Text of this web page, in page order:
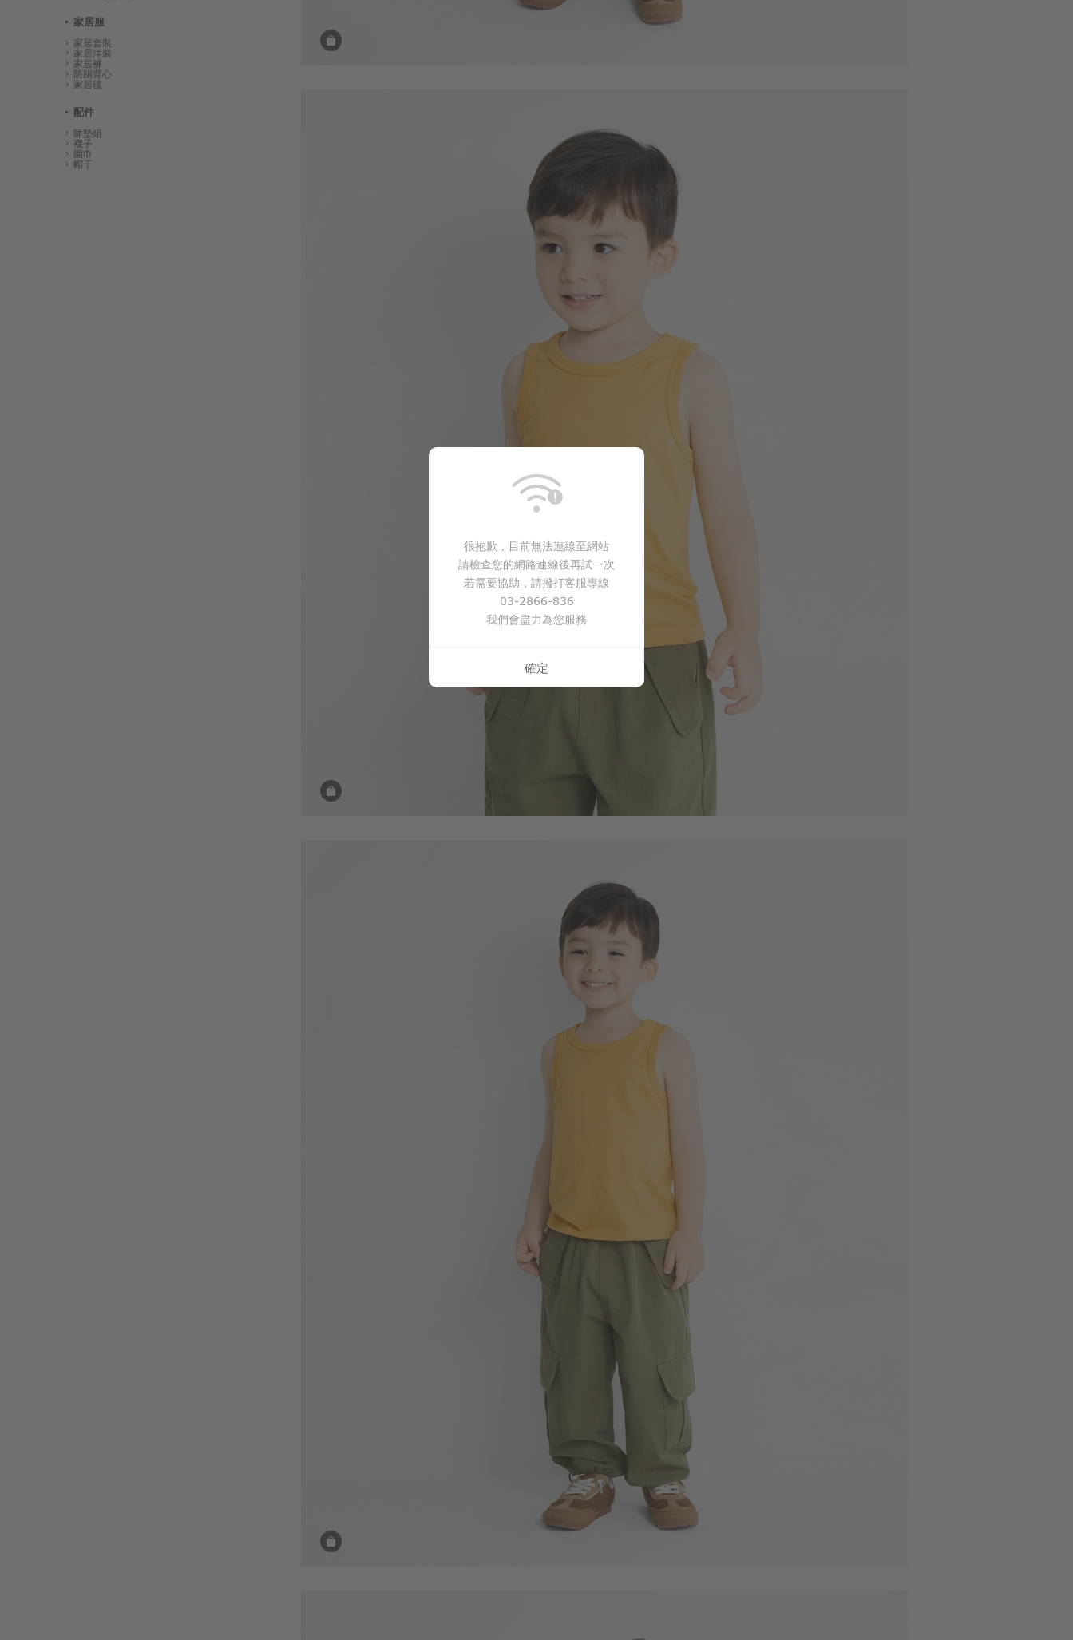
家居服
家居套裝
家居洋裝
家居褲
防踢背心
家居毯
配件
睡墊組
襪子
圍巾
帽子
很抱歉，目前無法連線至網站
請檢查您的網路連線後再試一次
若需要協助，請撥打客服專線
03-2866-836
我們會盡力為您服務
確定